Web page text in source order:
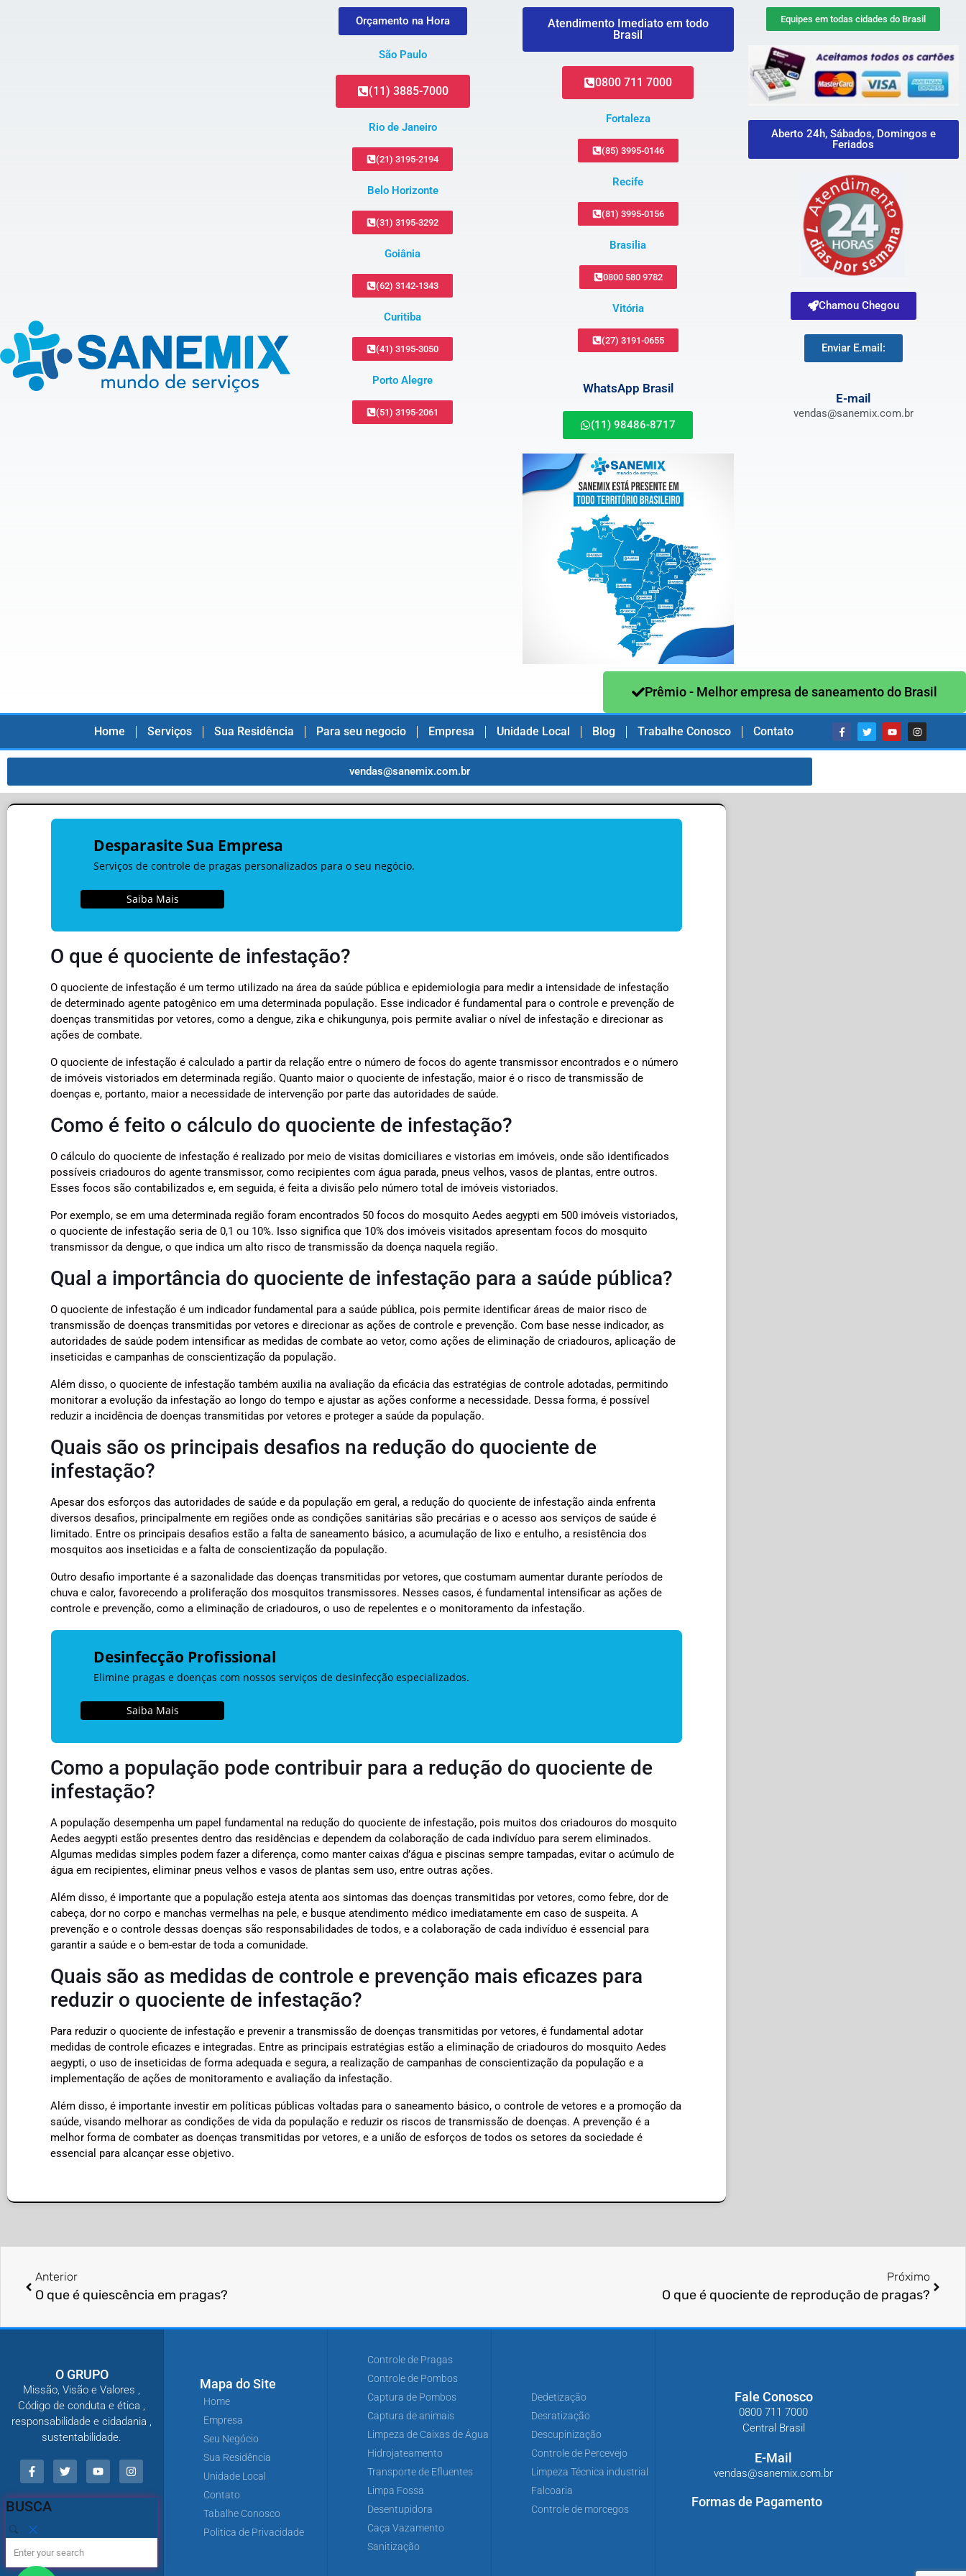
Orçamento na Hora
São Paulo
(11) 3885-7000
Rio de Janeiro
(21) 3195-2194
Belo Horizonte
(31) 3195-3292
Goiânia
(62) 3142-1343
Curitiba
(41) 3195-3050
Porto Alegre
(51) 3195-2061
Atendimento Imediato em todo
Brasil
0800 711 7000
Fortaleza
(85) 3995-0146
Recife
(81) 3995-0156
Brasilia
0800 580 9782
Vitória
(27) 3191-0655
WhatsApp Brasil
(11) 98486-8717
Equipes em todas cidades do Brasil
Aberto 24h, Sábados, Domingos e
Feriados
Chamou Chegou
Enviar E.mail:
E-mail
vendas@sanemix.com.br
Prêmio - Melhor empresa de saneamento do Brasil
Home Serviços Sua Residência Para seu negocio Empresa Unidade Local Blog Trabalhe Conosco Contato
vendas@sanemix.com.br
Desparasite Sua Empresa
Serviços de controle de pragas personalizados para o seu negócio.
Saiba Mais
O que é quociente de infestação?
O quociente de infestação é um termo utilizado na área da saúde pública e epidemiologia para medir a intensidade de infestação
de determinado agente patogênico em uma determinada população. Esse indicador é fundamental para o controle e prevenção de
doenças transmitidas por vetores, como a dengue, zika e chikungunya, pois permite avaliar o nível de infestação e direcionar as
ações de combate.
O quociente de infestação é calculado a partir da relação entre o número de focos do agente transmissor encontrados e o número
de imóveis vistoriados em determinada região. Quanto maior o quociente de infestação, maior é o risco de transmissão de
doenças e, portanto, maior a necessidade de intervenção por parte das autoridades de saúde.
Como é feito o cálculo do quociente de infestação?
O cálculo do quociente de infestação é realizado por meio de visitas domiciliares e vistorias em imóveis, onde são identificados
possíveis criadouros do agente transmissor, como recipientes com água parada, pneus velhos, vasos de plantas, entre outros.
Esses focos são contabilizados e, em seguida, é feita a divisão pelo número total de imóveis vistoriados.
Por exemplo, se em uma determinada região foram encontrados 50 focos do mosquito Aedes aegypti em 500 imóveis vistoriados,
o quociente de infestação seria de 0,1 ou 10%. Isso significa que 10% dos imóveis visitados apresentam focos do mosquito
transmissor da dengue, o que indica um alto risco de transmissão da doença naquela região.
Qual a importância do quociente de infestação para a saúde pública?
O quociente de infestação é um indicador fundamental para a saúde pública, pois permite identificar áreas de maior risco de
transmissão de doenças transmitidas por vetores e direcionar as ações de controle e prevenção. Com base nesse indicador, as
autoridades de saúde podem intensificar as medidas de combate ao vetor, como ações de eliminação de criadouros, aplicação de
inseticidas e campanhas de conscientização da população.
Além disso, o quociente de infestação também auxilia na avaliação da eficácia das estratégias de controle adotadas, permitindo
monitorar a evolução da infestação ao longo do tempo e ajustar as ações conforme a necessidade. Dessa forma, é possível
reduzir a incidência de doenças transmitidas por vetores e proteger a saúde da população.
Quais são os principais desafios na redução do quociente de
infestação?
Apesar dos esforços das autoridades de saúde e da população em geral, a redução do quociente de infestação ainda enfrenta
diversos desafios, principalmente em regiões onde as condições sanitárias são precárias e o acesso aos serviços de saúde é
limitado. Entre os principais desafios estão a falta de saneamento básico, a acumulação de lixo e entulho, a resistência dos
mosquitos aos inseticidas e a falta de conscientização da população.
Outro desafio importante é a sazonalidade das doenças transmitidas por vetores, que costumam aumentar durante períodos de
chuva e calor, favorecendo a proliferação dos mosquitos transmissores. Nesses casos, é fundamental intensificar as ações de
controle e prevenção, como a eliminação de criadouros, o uso de repelentes e o monitoramento da infestação.
Desinfecção Profissional
Elimine pragas e doenças com nossos serviços de desinfecção especializados.
Saiba Mais
Como a população pode contribuir para a redução do quociente de
infestação?
A população desempenha um papel fundamental na redução do quociente de infestação, pois muitos dos criadouros do mosquito
Aedes aegypti estão presentes dentro das residências e dependem da colaboração de cada indivíduo para serem eliminados.
Algumas medidas simples podem fazer a diferença, como manter caixas d’água e piscinas sempre tampadas, evitar o acúmulo de
água em recipientes, eliminar pneus velhos e vasos de plantas sem uso, entre outras ações.
Além disso, é importante que a população esteja atenta aos sintomas das doenças transmitidas por vetores, como febre, dor de
cabeça, dor no corpo e manchas vermelhas na pele, e busque atendimento médico imediatamente em caso de suspeita. A
prevenção e o controle dessas doenças são responsabilidades de todos, e a colaboração de cada indivíduo é essencial para
garantir a saúde e o bem-estar de toda a comunidade.
Quais são as medidas de controle e prevenção mais eficazes para
reduzir o quociente de infestação?
Para reduzir o quociente de infestação e prevenir a transmissão de doenças transmitidas por vetores, é fundamental adotar
medidas de controle eficazes e integradas. Entre as principais estratégias estão a eliminação de criadouros do mosquito Aedes
aegypti, o uso de inseticidas de forma adequada e segura, a realização de campanhas de conscientização da população e a
implementação de ações de monitoramento e avaliação da infestação.
Além disso, é importante investir em políticas públicas voltadas para o saneamento básico, o controle de vetores e a promoção da
saúde, visando melhorar as condições de vida da população e reduzir os riscos de transmissão de doenças. A prevenção é a
melhor forma de combater as doenças transmitidas por vetores, e a união de esforços de todos os setores da sociedade é
essencial para alcançar esse objetivo.
Anterior
O que é quiescência em pragas?
Próximo
O que é quociente de reprodução de pragas?
O GRUPO
Missão, Visão e Valores ,
Código de conduta e ética ,
responsabilidade e cidadania ,
sustentabilidade.
BUSCA
Mapa do Site
Home
Empresa
Seu Negócio
Sua Residência
Unidade Local
Contato
Tabalhe Conosco
Politica de Privacidade
Controle de Pragas
Controle de Pombos
Captura de Pombos
Captura de animais
Limpeza de Caixas de Água
Hidrojateamento
Transporte de Efluentes
Limpa Fossa
Desentupidora
Caça Vazamento
Sanitização
Dedetização
Desratização
Descupinização
Controle de Percevejo
Limpeza Técnica industrial
Falcoaria
Controle de morcegos
Fale Conosco
0800 711 7000
Central Brasil
E-Mail
vendas@sanemix.com.br
Formas de Pagamento